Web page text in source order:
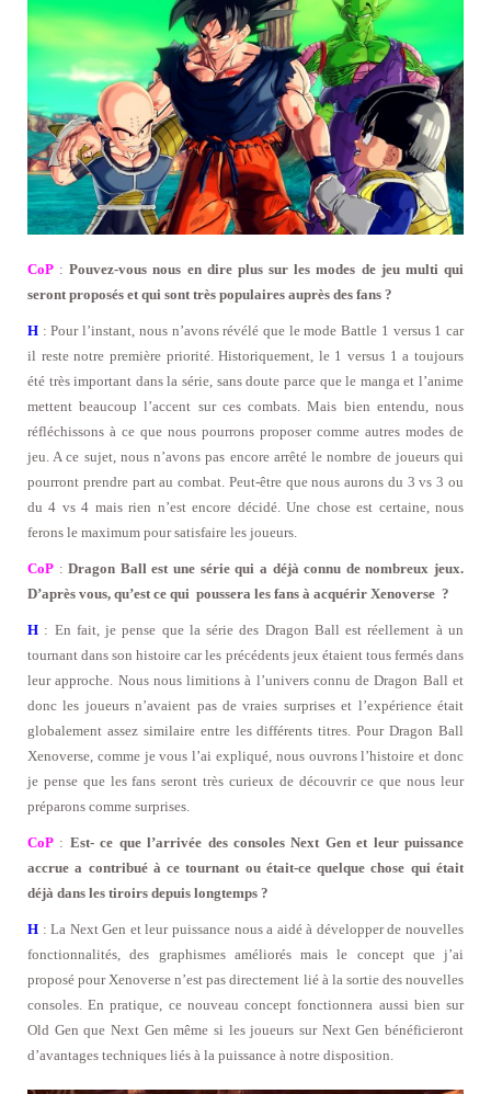
CoP :Pouvez-vous nous en dire plus sur les modes de jeu multi qui
seront proposés et qui sont très populaires auprès des fans ?
H : Pour l’instant, nous n’avons révélé que le mode Battle 1 versus 1 car
il reste notre première priorité. Historiquement, le 1 versus 1 a toujours
été très important dans la série, sans doute parce que le manga et l’anime
mettent beaucoup l’accent sur ces combats. Mais bien entendu, nous
réfléchissons à ce que nous pourrons proposer comme autres modes de
jeu. A ce sujet, nous n’avons pas encore arrêté le nombre de joueurs qui
pourront prendre part au combat. Peut-être que nous aurons du 3 vs 3 ou
du 4 vs 4 mais rien n’est encore décidé. Une chose est certaine, nous
ferons le maximum pour satisfaire les joueurs.
CoP :Dragon Ball est une série qui a déjà connu de nombreux jeux.
D’après vous, qu’est ce qui poussera les fans à acquérir Xenoverse ?
H : En fait, je pense que la série des Dragon Ball est réellement à un
tournant dans son histoire car les précédents jeux étaient tous fermés dans
leur approche. Nous nous limitions à l’univers connu de Dragon Ball et
donc les joueurs n’avaient pas de vraies surprises et l’expérience était
globalement assez similaire entre les différents titres. Pour Dragon Ball
Xenoverse, comme je vous l’ai expliqué, nous ouvrons l’histoire et donc
je pense que les fans seront très curieux de découvrir ce que nous leur
préparons comme surprises.
CoP : Est- ce que l’arrivée des consoles Next Gen et leur puissance
accrue a contribué à ce tournant ou était-ce quelque chose qui était
déjà dans les tiroirs depuis longtemps ?
H : La Next Gen et leur puissance nous a aidé à développer de nouvelles
fonctionnalités, des graphismes améliorés mais le concept que j’ai
proposé pour Xenoverse n’est pas directement lié à la sortie des nouvelles
consoles. En pratique, ce nouveau concept fonctionnera aussi bien sur
Old Gen que Next Gen même si les joueurs sur Next Gen bénéficieront
d’avantages techniques liés à la puissance à notre disposition.